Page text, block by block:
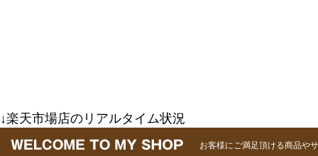
↓楽天市場店のリアルタイム状況